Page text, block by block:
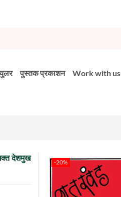
पुस्तक प्रकाशन Work with us
देशमुख -20%